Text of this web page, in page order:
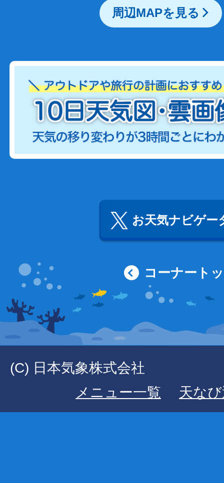
周辺MAPを見る
お天気ナビゲー
コーナート
(C) 日本気象株式会社
メニュー一覧
天な